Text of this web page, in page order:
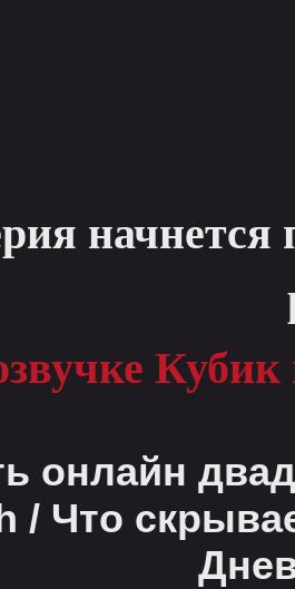
начнется
онлайн
/ Что